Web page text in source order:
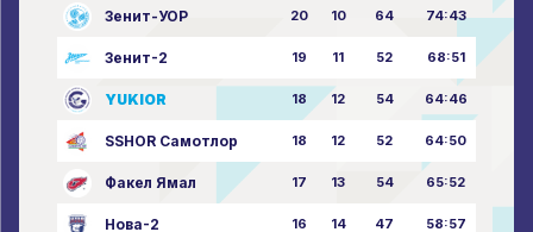
Зенит-УОР 20 10 64 74:43
Зенит-2 19 11 52 68:51
YUKIOR 18 12 54 64:46
SSHOR Самотлор 18 12 52 64:50
Факел Ямал 17 13 54 65:52
Нова-2 16 14 47 58:57